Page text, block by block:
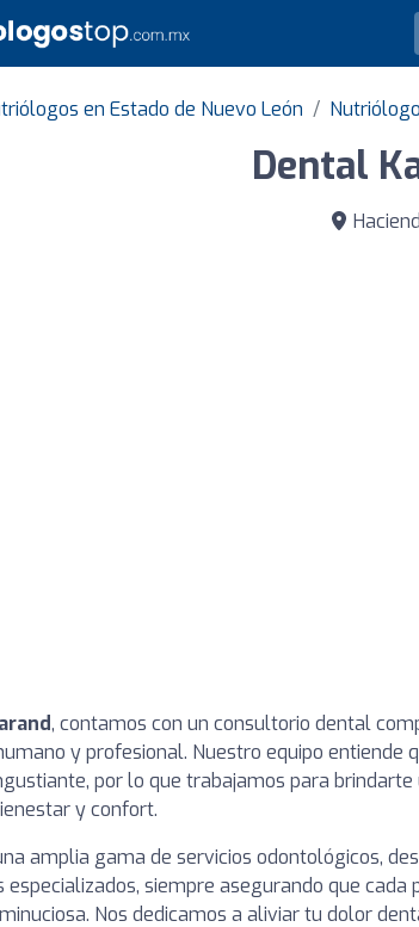
en Estado de Nuevo León
Dental
, contamos con un consultorio dental
y profesional. Nuestro equipo entiende
por lo que trabajamos para
y confort.
amplia gama de servicios odontológicos,
siempre asegurando que cada
Nos dedicamos a aliviar tu dolor